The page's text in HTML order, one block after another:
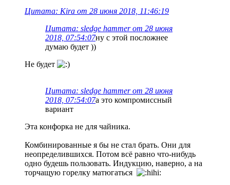
Цитата: Kira от 28 июня 2018, 11:46:19
Цитата: sledge hammer от 28 июня
2018, 07:54:07ну с этой посложнее
думаю будет ))
Не будет
Цитата: sledge hammer от 28 июня
2018, 07:54:07а это компромиссный
вариант
Эта конфорка не для чайника.
Комбинированные я бы не стал брать. Они для
неопределившихся. Потом всё равно что-нибудь
одно будешь пользовать. Индукцию, наверно, а на
торчащую горелку матюгаться